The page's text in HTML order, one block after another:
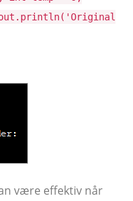
være effektiv når